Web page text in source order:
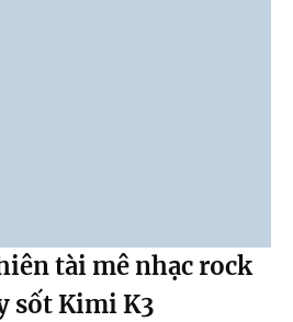
tài mê nhạc rock
sốt Kimi K3